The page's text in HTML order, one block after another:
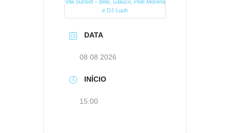
Vila Sunset – Belo, Glauco, Pele Morena
e DJ Luuh
DATA
08 08 2026
INÍCIO
15:00